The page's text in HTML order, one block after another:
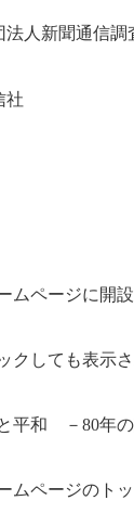
人新聞通信調
社
ムページに開
クしても表示
平和 －80年
ムページのト